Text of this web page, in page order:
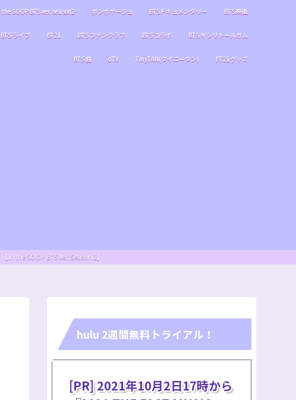
the SOOP BTS ver. season2 ボンボヤージュ BTSドキュメンタリー BTS 映画
BTS ライブ BT21 BTS ファンクラブ BTS コラボ BTS キシリトールガム
BTS 曲 dTV TinyTAN(タイニータン) BT21グッズ
the SOOP BTS ver. Season 2】
hulu 2週間無料トライアル！
[PR] 2021年10月2日17時から